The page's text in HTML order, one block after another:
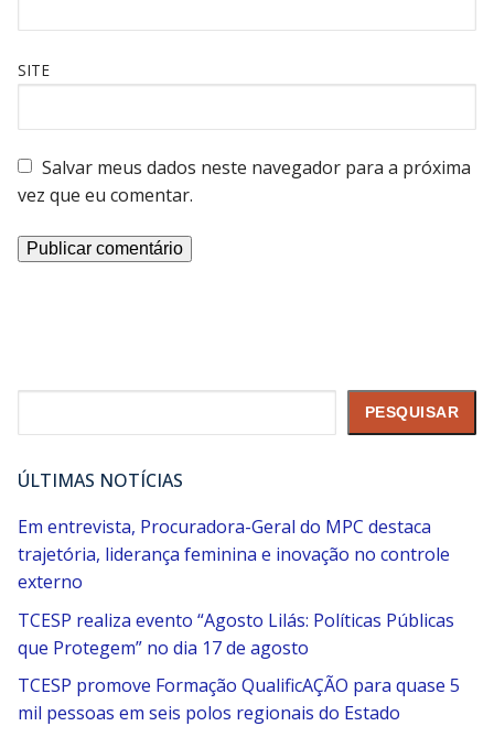
SITE
Salvar meus dados neste navegador para a próxima
vez que eu comentar.
PESQUISAR
ÚLTIMAS NOTÍCIAS
Em entrevista, Procuradora-Geral do MPC destaca
trajetória, liderança feminina e inovação no controle
externo
TCESP realiza evento “Agosto Lilás: Políticas Públicas
que Protegem” no dia 17 de agosto
TCESP promove Formação QualificAÇÃO para quase 5
mil pessoas em seis polos regionais do Estado